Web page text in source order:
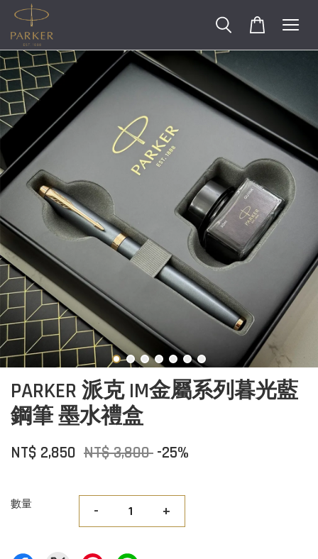
PARKER 派克 IM金屬系列暮光藍
鋼筆 墨水禮盒
NT$ 2,850 NT$ 3,800 -25%
數量 - +